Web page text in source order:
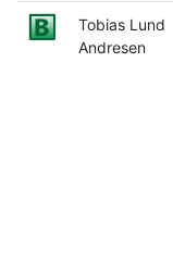
Tobias Lund
Andresen